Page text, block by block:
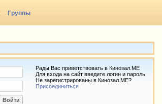
Группы
Рады Вас приветствовать в Кинозал.МЕ
Для входа на сайт введите логин и пароль
Не зарегистрированы в Кинозал.МЕ?
Присоединиться